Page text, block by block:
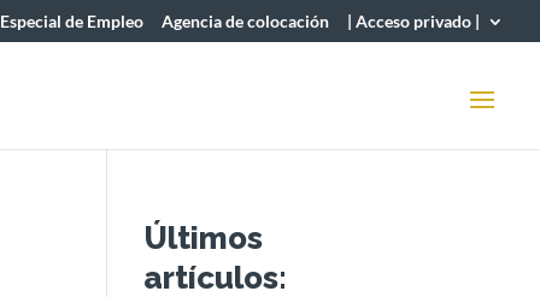
de Empleo Agencia de colocación | Acceso privado |
Últimos
artículos: